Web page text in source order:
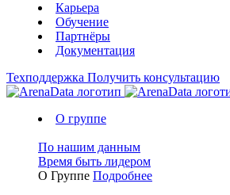
Карьера
Обучение
Партнёры
Документация
Техподдержка Получить консультацию
О группе
По нашим данным
Время быть лидером
О Группе Подробнее